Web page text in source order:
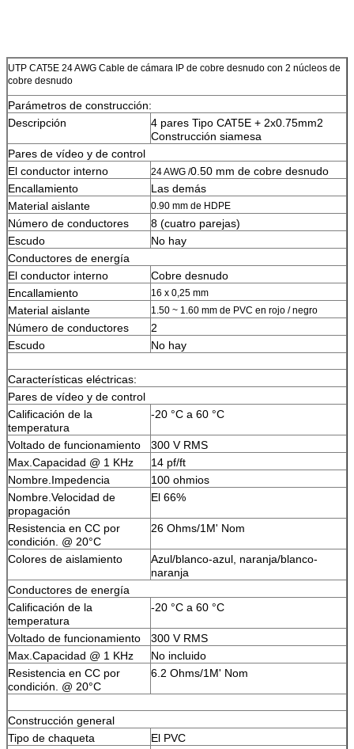
UTP CAT5E 24 AWG Cable de cámara IP de cobre desnudo con 2 núcleos de
cobre desnudo
Parámetros de construcción:
Descripción
4 pares Tipo CAT5E + 2x0.75mm2
Construcción siamesa
Pares de vídeo y de control
El conductor interno
24 AWG /0.50 mm de cobre desnudo
Encallamiento
Las demás
Material aislante
0.90 mm de HDPE
Número de conductores
8 (cuatro parejas)
Escudo
No hay
Conductores de energía
El conductor interno
Cobre desnudo
Encallamiento
16 x 0,25 mm
Material aislante 1.50 ~ 1.60 mm de PVC en rojo / negro
Número de conductores
2
Escudo
No hay
Características eléctricas:
Pares de vídeo y de control
Calificación de la
temperatura
-20 °C a 60 °C
Voltado de funcionamiento
300 V RMS
Max.Capacidad @ 1 KHz
14 pf/ft
Nombre.Impedencia
100 ohmios
Nombre.Velocidad de
propagación
El 66%
Resistencia en CC por
condición. @ 20°C
26 Ohms/1M' Nom
Colores de aislamiento
Azul/blanco-azul, naranja/blanco-
naranja
Conductores de energía
Calificación de la
temperatura
-20 °C a 60 °C
Voltado de funcionamiento
300 V RMS
Max.Capacidad @ 1 KHz
No incluido
Resistencia en CC por
condición. @ 20°C
6.2 Ohms/1M' Nom
Construcción general
Tipo de chaqueta
El PVC